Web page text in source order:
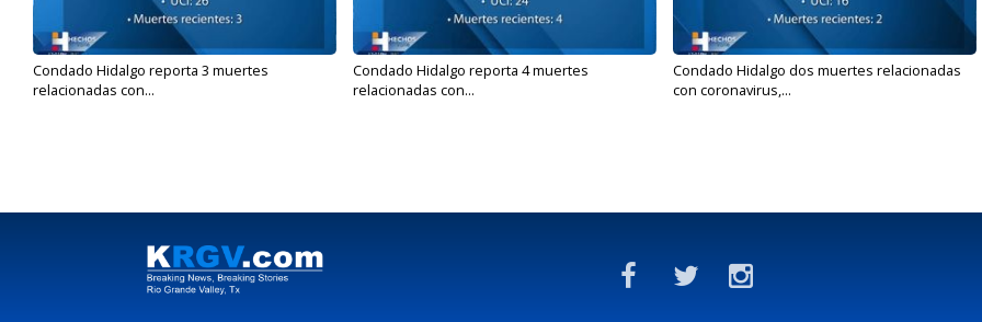
Condado Hidalgo reporta 3 muertes
relacionadas con...
Condado Hidalgo reporta 4 muertes
relacionadas con...
Condado Hidalgo dos muertes relacionadas
con coronavirus,...